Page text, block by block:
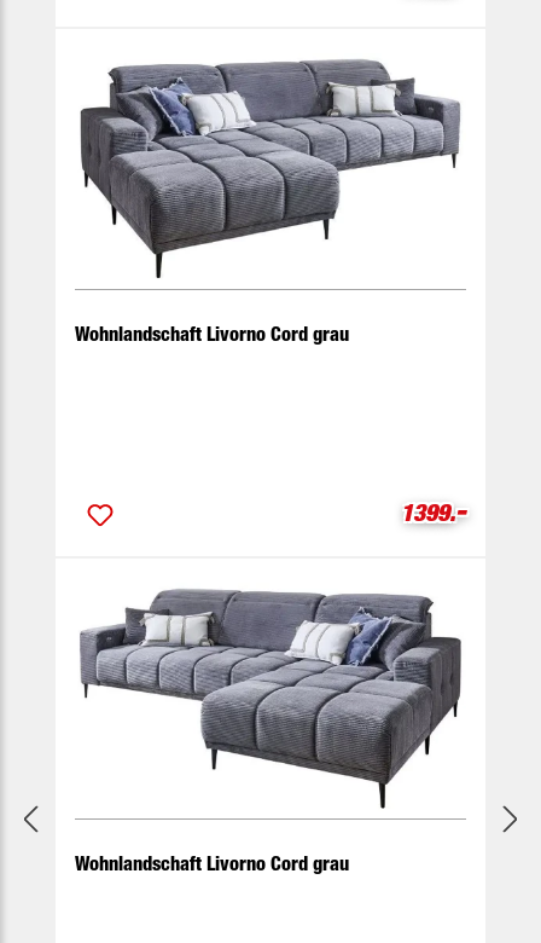
Wohnlandschaft Livorno Cord grau
Verkaufspreis:
1399.-
Wohnlandschaft Livorno Cord grau